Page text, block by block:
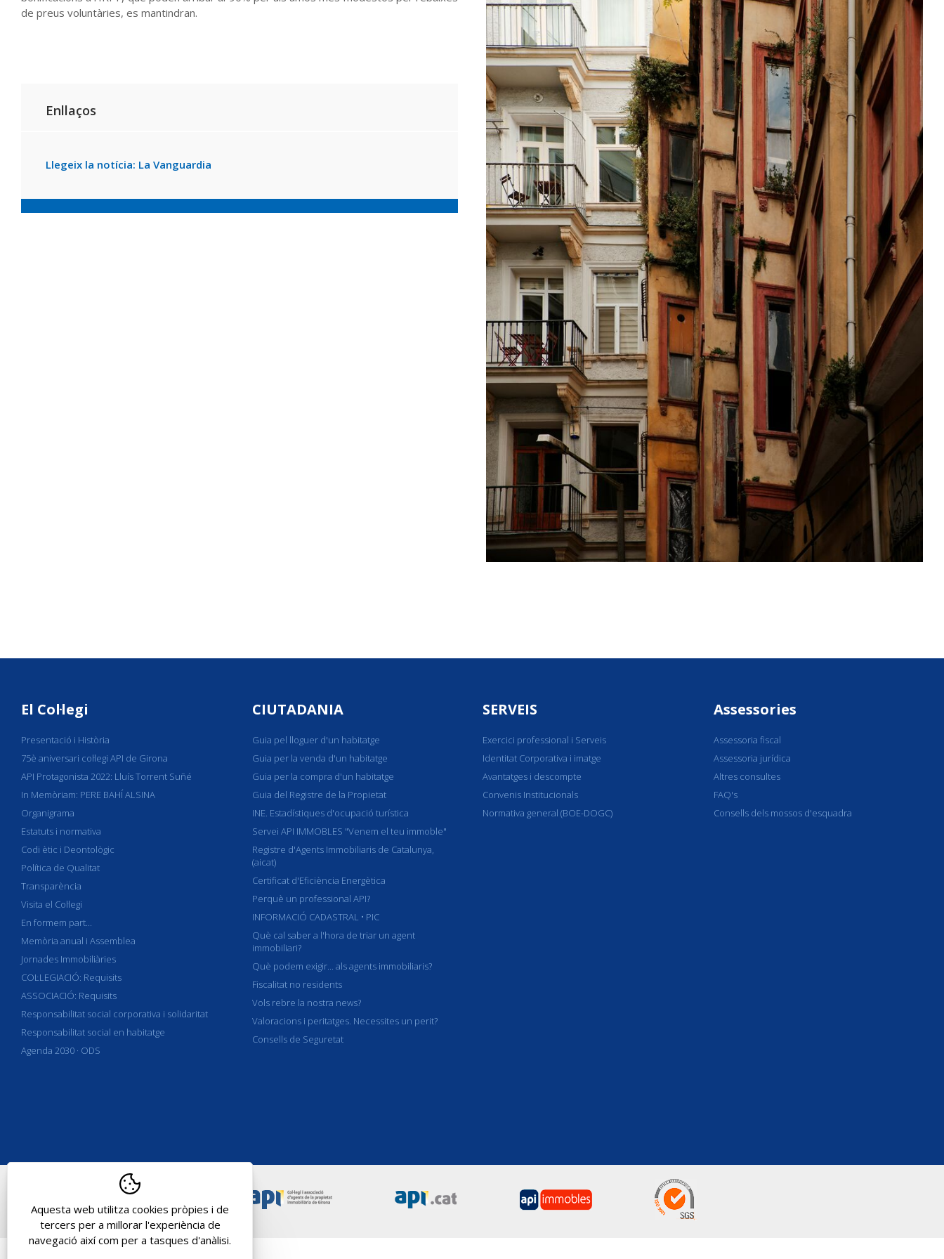
de preus voluntàries, es mantindran.
Enllaços
Llegeix la notícia: La Vanguardia
El Col·legi
Presentació i Història
75è aniversari col·legi API de Girona
API Protagonista 2022: Lluís Torrent Suñé
In Memòriam: PERE BAHÍ ALSINA
Organigrama
Estatuts i normativa
Codi ètic i Deontològic
Política de Qualitat
Transparència
Visita el Col·legi
En formem part...
Memòria anual i Assemblea
Jornades Immobiliàries
COL·LEGIACIÓ: Requisits
ASSOCIACIÓ: Requisits
Responsabilitat social corporativa i solidaritat
Responsabilitat social en habitatge
Agenda 2030 · ODS
CIUTADANIA
Guia pel lloguer d'un habitatge
Guia per la venda d'un habitatge
Guia per la compra d'un habitatge
Guia del Registre de la Propietat
INE. Estadístiques d'ocupació turística
Servei API IMMOBLES "Venem el teu immoble"
Registre d'Agents Immobiliaris de Catalunya,
(aicat)
Certificat d'Eficiència Energètica
Perquè un professional API?
INFORMACIÓ CADASTRAL • PIC
Què cal saber a l'hora de triar un agent
immobiliari?
Què podem exigir... als agents immobiliaris?
Fiscalitat no residents
Vols rebre la nostra news?
Valoracions i peritatges. Necessites un perit?
Consells de Seguretat
SERVEIS
Exercici professional i Serveis
Identitat Corporativa i imatge
Avantatges i descompte
Convenis Institucionals
Normativa general (BOE-DOGC)
Assessories
Assessoria fiscal
Assessoria jurídica
Altres consultes
FAQ's
Consells dels mossos d'esquadra
Aquesta web utilitza cookies pròpies i de
tercers per a millorar l'experiència de
navegació així com per a tasques d'anàlisi.